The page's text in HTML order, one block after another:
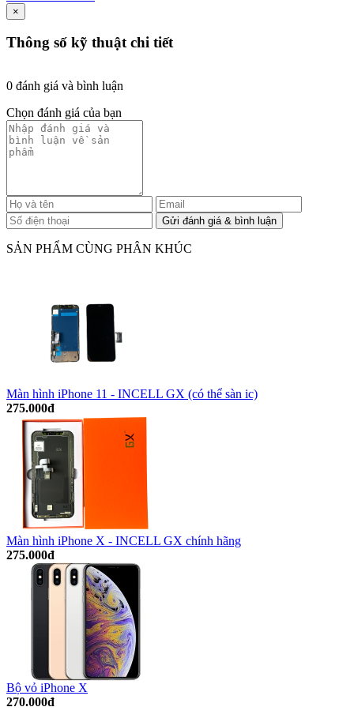
×
Thông số kỹ thuật chi tiết
0 đánh giá và bình luận
Chọn đánh giá của bạn
SẢN PHẨM CÙNG PHÂN KHÚC
Màn hình iPhone 11 - INCELL GX (có thể sàn ic)
275.000đ
Màn hình iPhone X - INCELL GX chính hãng
275.000đ
Bộ vỏ iPhone X
270.000đ